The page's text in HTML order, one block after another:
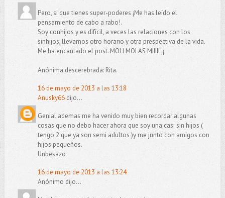
Pero, si que tienes super-poderes ¡Me has leído el
pensamiento de cabo a rabo!.
Soy conhijos y es difícil, a veces las relaciones con los
sinhijos, llevamos otro horario y otra prespectiva de la vida.
Me ha encantado el post. MOLI MOLAS MIIIIL¡¡
Anónima descerebrada: Rita.
16 de mayo de 2013 a las 13:18
Anusky66dijo...
Genial ademas me ha venido muy bien recordar algunas
cosas que no debo hacer ahora que soy una casi sin hijos (
tengo 2 que ya son semi adultos )y me junto con amigos con
hijos pequeños.
Unbesazo
16 de mayo de 2013 a las 13:24
Anónimo dijo...